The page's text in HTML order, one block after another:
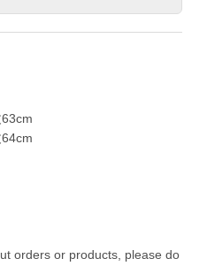
orders or products, please do